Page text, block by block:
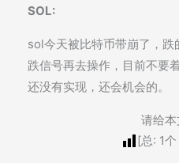
SOL:
sol今天被比特币带崩了，跌
跌信号再去操作，目前不要
还没有实现，还会机会的。
请给
[总: 1个